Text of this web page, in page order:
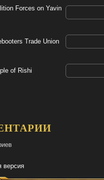
Forces on Yavin
Trade Union
of Rishi
версия